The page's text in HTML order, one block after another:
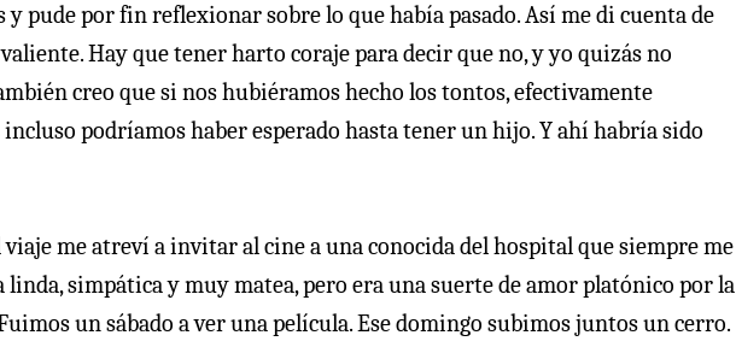
y pude por fin reflexionar sobre lo que había pasado. Así me di cuenta de
Hay que tener harto coraje para decir que no, y yo quizás no
creo que si nos hubiéramos hecho los tontos, efectivamente
podríamos haber esperado hasta tener un hijo. Y ahí habría sido
viaje me atreví a invitar al cine a una conocida del hospital que siempre me
simpática y muy matea, pero era una suerte de amor platónico por la
un sábado a ver una película. Ese domingo subimos juntos un cerro.